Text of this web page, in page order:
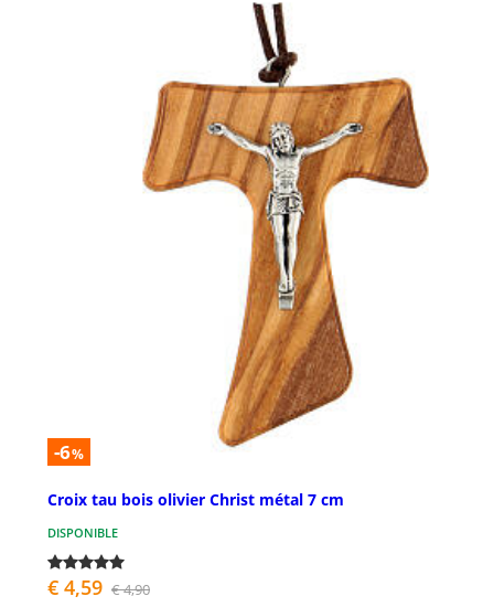
-6%
Croix tau bois olivier Christ métal 7 cm
DISPONIBLE
€ 4,59 € 4,90